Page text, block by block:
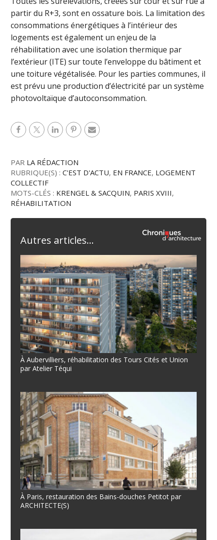
partir du R+3, sont en ossature bois. La limitation des
consommations énergétiques à l’intérieur des
logements est également un enjeu de la
réhabilitation avec une isolation thermique par
l’extérieur (ITE) sur toute l’enveloppe du bâtiment et
une toiture végétalisée. Pour les parties communes, il
est prévu une production d’électricité par un système
photovoltaïque d’autoconsommation.
PAR LA RÉDACTION
RUBRIQUE(S) :C'EST D'ACTU, EN FRANCE, LOGEMENT
COLLECTIF
MOTS-CLÉS : KRENGEL & SACQUIN, PARIS XVIII,
RÉHABILITATION
Autres articles...
À Aubervilliers, réhabilitation des Tours Cités et Union
par Atelier Téqui
À Paris, restauration des Bains-douches Petitot par
ARCHITECTE(S)